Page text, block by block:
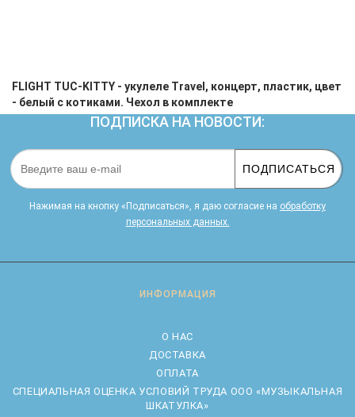
FLIGHT TUC-KITTY - укулеле Travel, концерт, пластик, цвет
- белый с котиками. Чехол в комплекте
ПОДПИСКА НА НОВОСТИ:
ПОДПИСАТЬСЯ
Нажимая на кнопку «Подписаться», я даю cогласие на обработку
персональных данных.
ИНФОРМАЦИЯ
О НАС
ДОСТАВКА
ОПЛАТА
CПЕЦИАЛЬНАЯ ОЦЕНКА УСЛОВИЙ ТРУДА ООО «МУЗЫКАЛЬНАЯ
ШКАТУЛКА»